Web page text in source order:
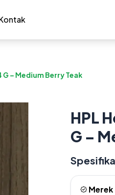
G – Medium Berry Teak
HPL
G –
Merek